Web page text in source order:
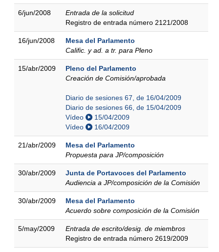
6/jun/2008
Entrada de la solicitud
Registro de entrada número 2121/2008
16/jun/2008
Mesa del Parlamento
Calific. y ad. a tr. para Pleno
15/abr/2009
Pleno del Parlamento
Creación de Comisión/aprobada
Diario de sesiones 67, de 16/04/2009
Diario de sesiones 66, de 15/04/2009
Vídeo
15/04/2009
Vídeo
16/04/2009
21/abr/2009
Mesa del Parlamento
Propuesta para JP/composición
30/abr/2009
Junta de Portavoces del Parlamento
Audiencia a JP/composición de la Comisión
30/abr/2009
Mesa del Parlamento
Acuerdo sobre composición de la Comisión
5/may/2009
Entrada de escrito/desig. de miembros
Registro de entrada número 2619/2009